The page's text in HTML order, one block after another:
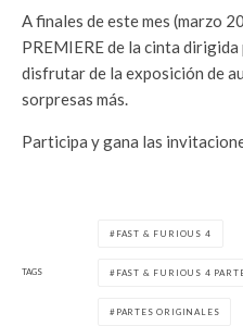
A finales de este mes (marzo
PREMIERE de la cinta
disfrutar de la exposición de
sorpresas más.
Participa y gana las
TAGS
FAST & FURIOUS 4
FAST & FURIOUS 4
PARTES ORIGINALES